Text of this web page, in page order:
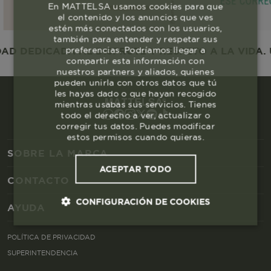
AL DISFRUTE Y RESPETO A LA
SOBRE LA MARCA
CONTACTO
AYUDA
POLÍTICA DE PRIVACIDAD
SUPERINTENDENCIA
En MATTELSA usamos cookies para que
el contenido y los anuncios que ves
estén más conectados con los usuarios,
también para entender y respetar sus
preferencias. Podríamos llegar a
compartir esta información con
nuestros partners y aliados, quienes
pueden unirla con otros datos que tú
les hayas dado o que hayan recogido
mientras usabas sus servicios. Tienes
todo el derecho a ver, actualizar o
corregir tus datos. Puedes modificar
estos permisos cuando quieras.
ACEPTAR TODO
CONFIGURACIÓN DE COOKIES
Cookies esenciales y necesarias